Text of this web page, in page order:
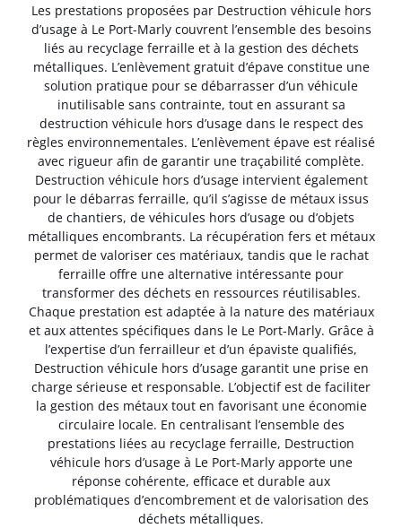
Les prestations proposées par Destruction véhicule hors
d’usage à Le Port-Marly couvrent l’ensemble des besoins
liés au recyclage ferraille et à la gestion des déchets
métalliques. L’enlèvement gratuit d’épave constitue une
solution pratique pour se débarrasser d’un véhicule
inutilisable sans contrainte, tout en assurant sa
destruction véhicule hors d’usage dans le respect des
règles environnementales. L’enlèvement épave est réalisé
avec rigueur afin de garantir une traçabilité complète.
Destruction véhicule hors d’usage intervient également
pour le débarras ferraille, qu’il s’agisse de métaux issus
de chantiers, de véhicules hors d’usage ou d’objets
métalliques encombrants. La récupération fers et métaux
permet de valoriser ces matériaux, tandis que le rachat
ferraille offre une alternative intéressante pour
transformer des déchets en ressources réutilisables.
Chaque prestation est adaptée à la nature des matériaux
et aux attentes spécifiques dans le Le Port-Marly. Grâce à
l’expertise d’un ferrailleur et d’un épaviste qualifiés,
Destruction véhicule hors d’usage garantit une prise en
charge sérieuse et responsable. L’objectif est de faciliter
la gestion des métaux tout en favorisant une économie
circulaire locale. En centralisant l’ensemble des
prestations liées au recyclage ferraille, Destruction
véhicule hors d’usage à Le Port-Marly apporte une
réponse cohérente, efficace et durable aux
problématiques d’encombrement et de valorisation des
déchets métalliques.